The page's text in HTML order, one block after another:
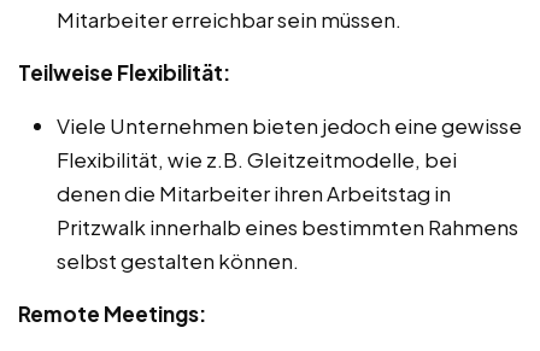
Mitarbeiter erreichbar sein müssen.
Teilweise Flexibilität:
Viele Unternehmen bieten jedoch eine gewisse
Flexibilität, wie z.B. Gleitzeitmodelle, bei
denen die Mitarbeiter ihren Arbeitstag in
Pritzwalk innerhalb eines bestimmten Rahmens
selbst gestalten können.
Remote Meetings: